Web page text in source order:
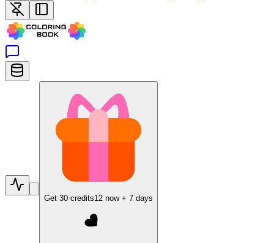
Get 30 credits12 now + 7 days